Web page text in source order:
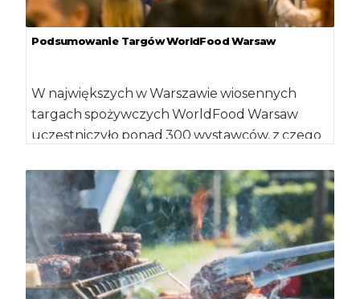
Podsumowanie Targów WorldFood Warsaw
W największych w Warszawie wiosennych
targach spożywczych WorldFood Warsaw
uczestniczyło ponad 300 wystawców, z czego